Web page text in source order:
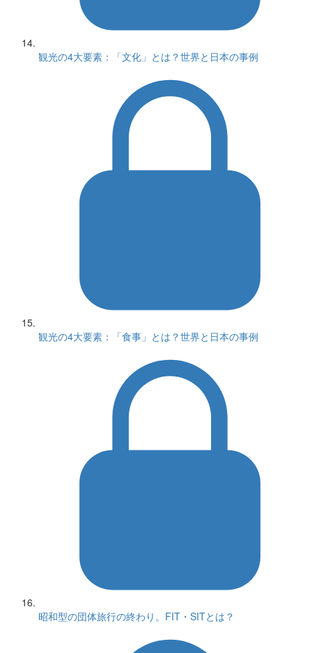
観光の4大要素：「文化」とは？世界と日本の事例
観光の4大要素：「食事」とは？世界と日本の事例
昭和型の団体旅行の終わり。FIT・SITとは？